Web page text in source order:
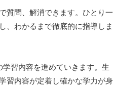
質問、解消できます。ひとり一
、わかるまで徹底的に指導しま
習内容を進めていきます。生
習内容が定着し確かな学力が身